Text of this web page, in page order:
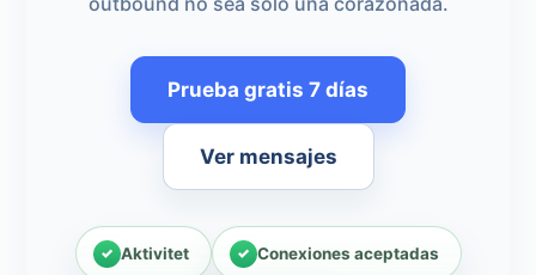
Prueba gratis 7 días
Ver mensajes
Aktivitet Conexiones aceptadas